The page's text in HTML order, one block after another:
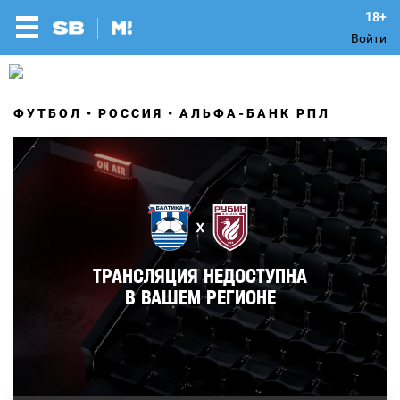
Войти
ФУТБОЛ РОССИЯ АЛЬФА-БАНК РПЛ